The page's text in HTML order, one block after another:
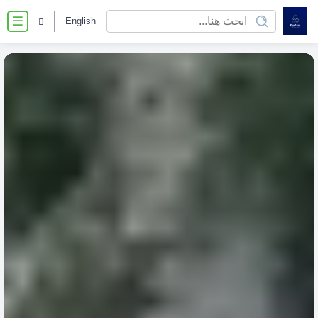
☰ English